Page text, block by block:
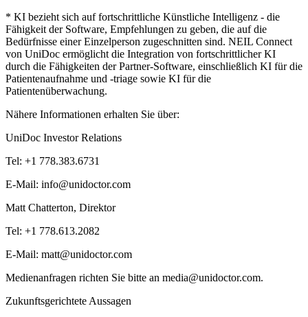
* KI bezieht sich auf fortschrittliche Künstliche Intelligenz - die
Fähigkeit der Software, Empfehlungen zu geben, die auf die
Bedürfnisse einer Einzelperson zugeschnitten sind. NEIL Connect
von UniDoc ermöglicht die Integration von fortschrittlicher KI
durch die Fähigkeiten der Partner-Software, einschließlich KI für die
Patientenaufnahme und -triage sowie KI für die
Patientenüberwachung.
Nähere Informationen erhalten Sie über:
UniDoc Investor Relations
Tel: +1 778.383.6731
E-Mail: info@unidoctor.com
Matt Chatterton, Direktor
Tel: +1 778.613.2082
E-Mail: matt@unidoctor.com
Medienanfragen richten Sie bitte an media@unidoctor.com.
Zukunftsgerichtete Aussagen